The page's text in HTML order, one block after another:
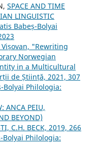
SPACE AND TIME
LINGUISTIC
Babeș-Bolyai
"Rewriting
Norwegian
in a Multicultural
de Știință, 2021, 307
Bolyai Philologia:
ANCA PEIU,
BEYOND)
C.H. BECK, 2019, 266
Philologia: